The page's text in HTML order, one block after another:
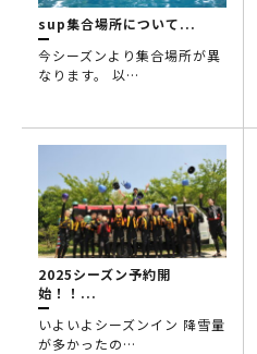
sup集合場所について...
今シーズンより集合場所が異
なります。 以…
2025シーズン予約開
始！！...
いよいよシーズンイン 降雪量
が多かったの…